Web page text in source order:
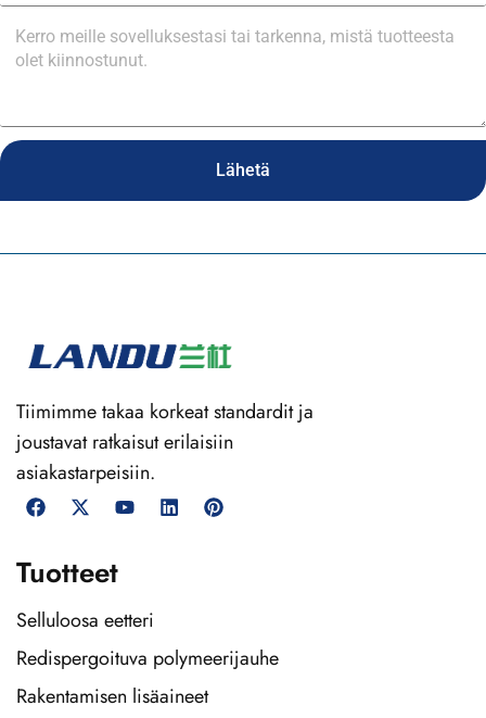
Lähetä
Tiimimme takaa korkeat standardit ja
joustavat ratkaisut erilaisiin
asiakastarpeisiin.
Tuotteet
Selluloosa eetteri
Redispergoituva polymeerijauhe
Rakentamisen lisäaineet